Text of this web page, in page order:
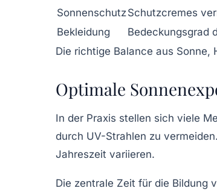
SonnenschutzSchutzcremes
Bekleidung
Bedeckungsgrad
Die richtige Balance aus
Optimale
In der Praxis stellen sich viele
durch UV-Strahlen zu
Jahreszeit variieren.
Die zentrale Zeit für die Bildung